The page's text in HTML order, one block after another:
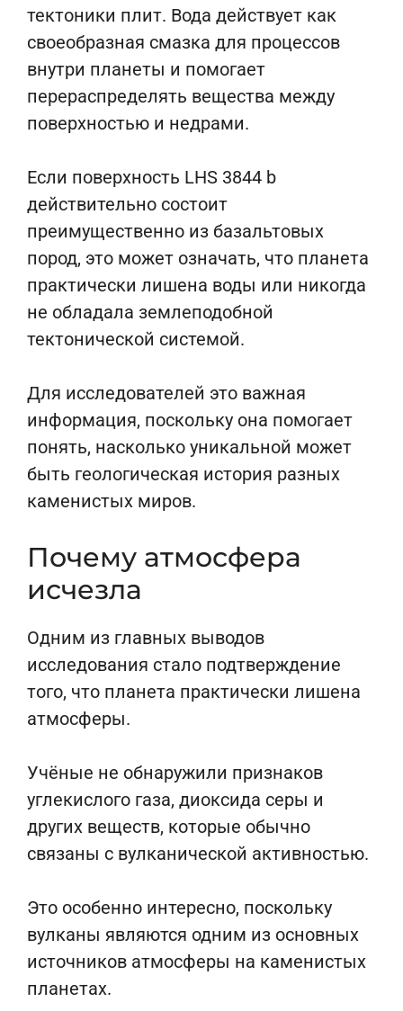
тектоники плит. Вода действует как
своеобразная смазка для процессов
внутри планеты и помогает
перераспределять вещества между
поверхностью и недрами.
Если поверхность LHS 3844 b
действительно состоит
преимущественно из базальтовых
пород, это может означать, что планета
практически лишена воды или никогда
не обладала землеподобной
тектонической системой.
Для исследователей это важная
информация, поскольку она помогает
понять, насколько уникальной может
быть геологическая история разных
каменистых миров.
Почему атмосфера
исчезла
Одним из главных выводов
исследования стало подтверждение
того, что планета практически лишена
атмосферы.
Учёные не обнаружили признаков
углекислого газа, диоксида серы и
других веществ, которые обычно
связаны с вулканической активностью.
Это особенно интересно, поскольку
вулканы являются одним из основных
источников атмосферы на каменистых
планетах.